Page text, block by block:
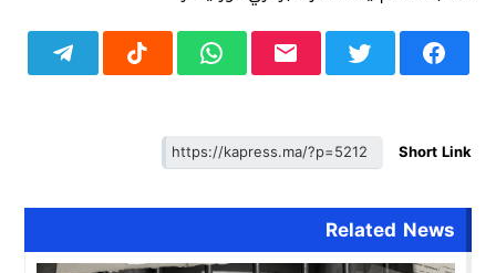
Short Link
Related News